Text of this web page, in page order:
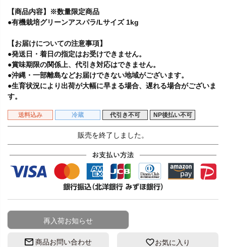
【商品内容】※数量限定商品
●有機栽培グリーンアスパラ/Lサイズ 1kg
【お届けについての注意事項】
●発送日・着日の指定はお受けできません。
●賞味期限の関係上、代引き対応はできません。
●沖縄・一部離島などお届けできない地域がございます。
●生育状況により出荷が大幅に早まる場合、遅れる場合がございま
す。
送料込み 冷蔵 代引き不可 NP後払い不可
販売を終了しました。
再入荷お知らせ
商品お問い合わせ お気に入り